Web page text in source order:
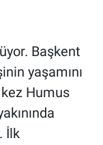
Başkent
yaşamını
Humus
İlk